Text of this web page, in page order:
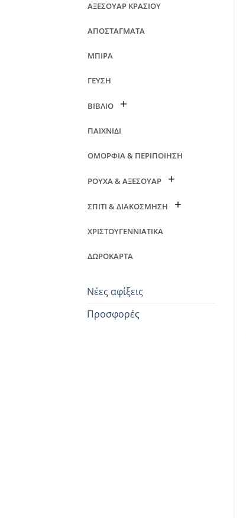
ΑΞΕΣΟΥΑΡ ΚΡΑΣΙΟΥ
ΑΠΟΣΤΑΓΜΑΤΑ
ΜΠΙΡΑ
ΓΕΥΣΗ
ΒΙΒΛΙΟ
ΠΑΙΧΝΙΔΙ
ΟΜΟΡΦΙΑ & ΠΕΡΙΠΟΙΗΣΗ
ΡΟΥΧΑ & ΑΞΕΣΟΥΑΡ
ΣΠΙΤΙ & ΔΙΑΚΟΣΜΗΣΗ
ΧΡΙΣΤΟΥΓΕΝΝΙΑΤΙΚΑ
ΔΩΡΟΚΑΡΤΑ
Νέες αφίξεις
Προσφορές